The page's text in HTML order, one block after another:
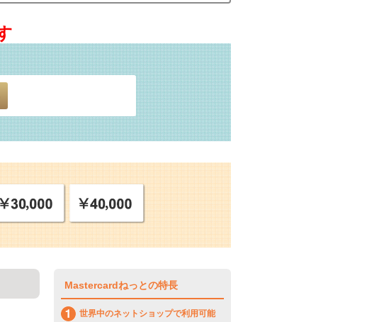
Mastercardねっとの特長
世界中のネットショップで利用可能